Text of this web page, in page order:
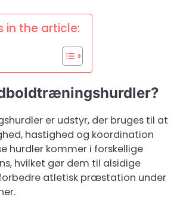
in the article:
er udstyr, der bruges til at
hastighed og koordination
hurdler kommer i forskellige
hvilket gør dem til alsidige
atletisk præstation under